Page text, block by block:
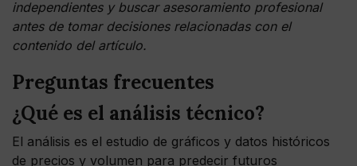
independientes y buscar asesoramiento profesional
antes de tomar decisiones relacionadas con el
contenido del artículo.
Preguntas frecuentes
¿Qué es el análisis técnico?
El análisis es el estudio de gráficos y datos históricos
de precios y volumen para predecir futuros